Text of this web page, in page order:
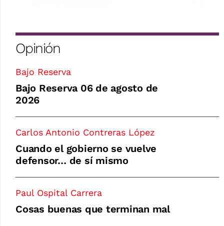
Opinión
Bajo Reserva
Bajo Reserva 06 de agosto de
2026
Carlos Antonio Contreras López
Cuando el gobierno se vuelve
defensor… de sí mismo
Paul Ospital Carrera
Cosas buenas que terminan mal